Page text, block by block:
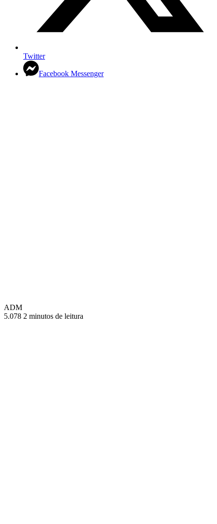
Twitter
Facebook Messenger
ADM
5.078 2 minutos de leitura